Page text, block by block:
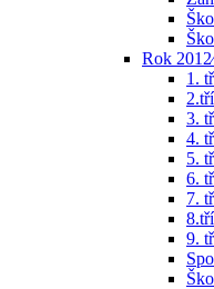
Rok
1.
3.
4.
5.
6.
7.
9.